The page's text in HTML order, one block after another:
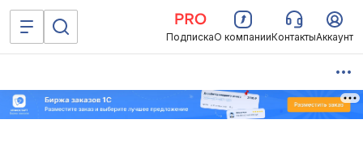
ПодпискаО компанииКонтактыАккаунт